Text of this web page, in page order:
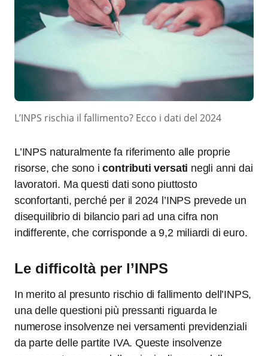
L’INPS rischia il fallimento? Ecco i dati del 2024
L’INPS naturalmente fa riferimento alle proprie
risorse, che sono icontributi versati negli anni dai
lavoratori. Ma questi dati sono piuttosto
sconfortanti, perché per il 2024 l’INPS prevede un
disequilibrio di bilancio pari ad una cifra non
indifferente, che corrisponde a 9,2 miliardi di euro.
Le difficoltà per l’INPS
In merito al presunto rischio di fallimento dell’INPS,
una delle questioni più pressanti riguarda le
numerose insolvenze nei versamenti previdenziali
da parte delle partite IVA. Queste insolvenze